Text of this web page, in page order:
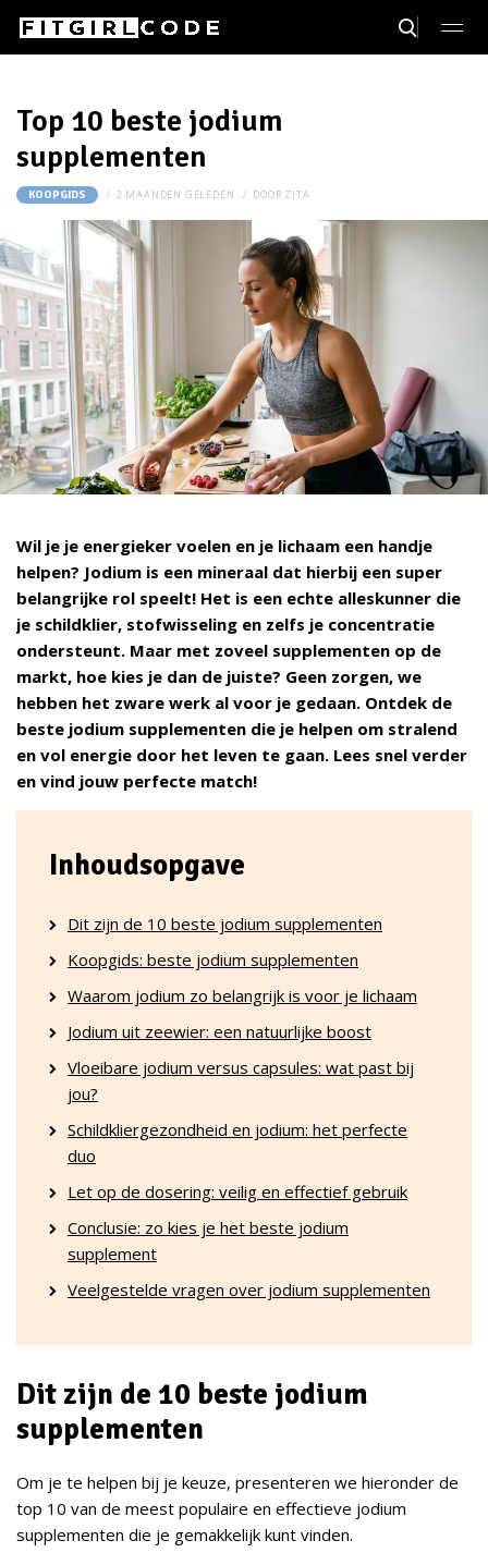
Top 10 beste jodium
supplementen
KOOPGIDS 2 MAANDEN GELEDEN DOOR ZITA
Wil je je energieker voelen en je lichaam een handje
helpen? Jodium is een mineraal dat hierbij een super
belangrijke rol speelt! Het is een echte alleskunner die
je schildklier, stofwisseling en zelfs je concentratie
ondersteunt. Maar met zoveel supplementen op de
markt, hoe kies je dan de juiste? Geen zorgen, we
hebben het zware werk al voor je gedaan. Ontdek de
beste jodium supplementen die je helpen om stralend
en vol energie door het leven te gaan. Lees snel verder
en vind jouw perfecte match!
Inhoudsopgave
Dit zijn de 10 beste jodium supplementen
Koopgids: beste jodium supplementen
Waarom jodium zo belangrijk is voor je lichaam
Jodium uit zeewier: een natuurlijke boost
Vloeibare jodium versus capsules: wat past bij
jou?
Schildkliergezondheid en jodium: het perfecte
duo
Let op de dosering: veilig en effectief gebruik
Conclusie: zo kies je het beste jodium
supplement
Veelgestelde vragen over jodium supplementen
Dit zijn de 10 beste jodium
supplementen
Om je te helpen bij je keuze, presenteren we hieronder de
top 10 van de meest populaire en effectieve jodium
supplementen die je gemakkelijk kunt vinden.